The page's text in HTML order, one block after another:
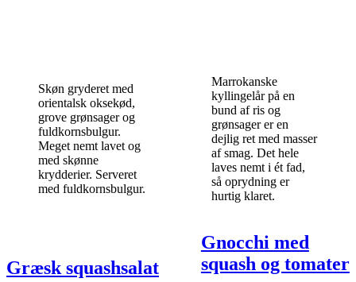
Skøn gryderet med
orientalsk oksekød,
grove grønsager og
fuldkornsbulgur.
Meget nemt lavet og
med skønne
krydderier. Serveret
med fuldkornsbulgur.
Marrokanske
kyllingelår på en
bund af ris og
grønsager er en
dejlig ret med masser
af smag. Det hele
laves nemt i ét fad,
så oprydning er
hurtig klaret.
Græsk squashsalat
Gnocchi med
squash og tomater